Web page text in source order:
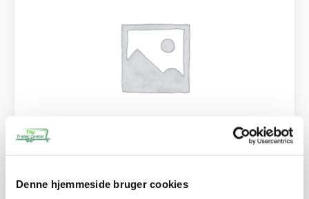
Denne hjemmeside bruger cookies
Spændeplade for 260ED + 260B ED